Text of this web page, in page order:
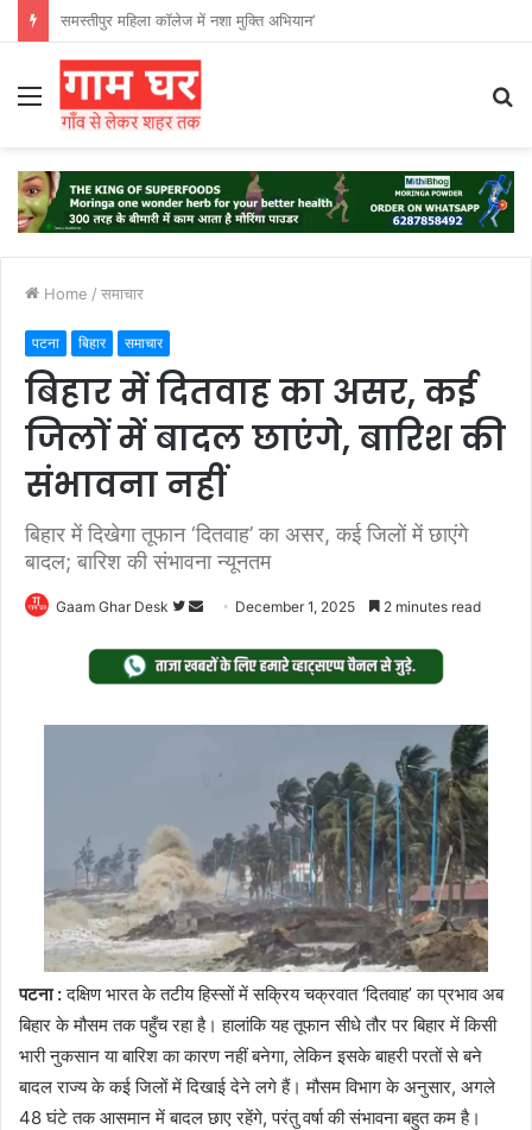
हड़ताली सफाईकर्मियों ने नगर निगम का घेराव किया’
Menu
Home / समाचार
पटना बिहार समाचार
बिहार में दितवाह का असर, कई
जिलों में बादल छाएंगे, बारिश की
संभावना नहीं
बिहार में दिखेगा तूफान ‘दितवाह’ का असर, कई जिलों में छाएंगे
बादल; बारिश की संभावना न्यूनतम
Gaam Ghar Desk
Follow
Twitter
Send
email
December 1, 2025 2 minutes read
पटना :दक्षिण भारत के तटीय हिस्सों में सक्रिय चक्रवात ‘दितवाह’ का प्रभाव अब
बिहार के मौसम तक पहुँच रहा है। हालांकि यह तूफान सीधे तौर पर बिहार में किसी
भारी नुकसान या बारिश का कारण नहीं बनेगा, लेकिन इसके बाहरी परतों से बने
बादल राज्य के कई जिलों में दिखाई देने लगे हैं। मौसम विभाग के अनुसार, अगले
48 घंटे तक आसमान में बादल छाए रहेंगे, परंतु वर्षा की संभावना बहुत कम है।